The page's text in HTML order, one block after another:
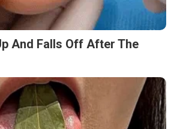
And Falls Off After The